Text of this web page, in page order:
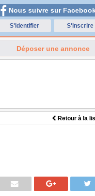
Nous suivre sur
S'identifier S'inscrire
Déposer une annonce
Retour à la